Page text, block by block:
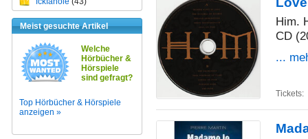
Meist gesuchte Artikel
Welche
Hörbücher &
Hörspiele
sind gefragt?
Top Hörbücher & Hörspiele
anzeigen »
Him.
CD
...
Tickets: